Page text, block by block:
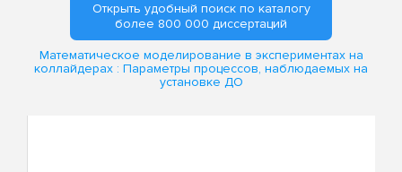
Открыть удобный поиск по каталогу
более 800 000 диссертаций
Математическое моделирование в экспериментах на
коллайдерах : Параметры процессов, наблюдаемых на
установке ДО